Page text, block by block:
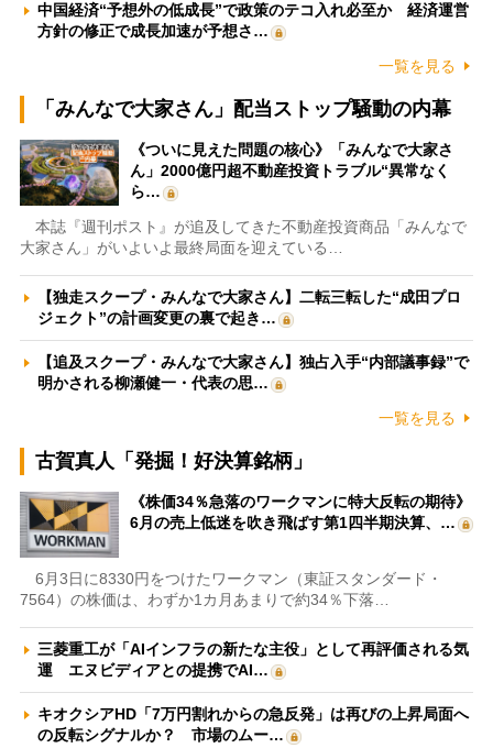
中国経済“予想外の低成長”で政策のテコ入れ必至か 経済運営
方針の修正で成長加速が予想さ…
一覧を見る
「みんなで大家さん」配当ストップ騒動の内幕
《ついに見えた問題の核心》「みんなで大家さ
ん」2000億円超不動産投資トラブル“異常なく
ら…
本誌『週刊ポスト』が追及してきた不動産投資商品「みんなで
大家さん」がいよいよ最終局面を迎えている…
【独走スクープ・みんなで大家さん】二転三転した“成田プロ
ジェクト”の計画変更の裏で起き…
【追及スクープ・みんなで大家さん】独占入手“内部議事録”で
明かされる柳瀬健一・代表の思…
一覧を見る
古賀真人「発掘！好決算銘柄」
《株価34％急落のワークマンに特大反転の期待》
6月の売上低迷を吹き飛ばす第1四半期決算、…
6月3日に8330円をつけたワークマン（東証スタンダード・
7564）の株価は、わずか1カ月あまりで約34％下落…
三菱重工が「AIインフラの新たな主役」として再評価される気
運 エヌビディアとの提携でAI…
キオクシアHD「7万円割れからの急反発」は再びの上昇局面へ
の反転シグナルか？ 市場のムー…